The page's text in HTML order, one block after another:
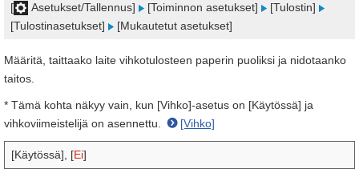
[ Asetukset/Tallennus] [Toiminnon asetukset]
[Tulostin]
[Tulostinasetukset]
[Mukautetut asetukset]
Määritä, taittaako laite vihkotulosteen paperin puoliksi ja nidotaanko
taitos.
* Tämä kohta näkyy vain, kun [Vihko]-asetus on [Käytössä] ja
vihkoviimeistelijä on asennettu.
[Vihko]
[Käytössä], [Ei]